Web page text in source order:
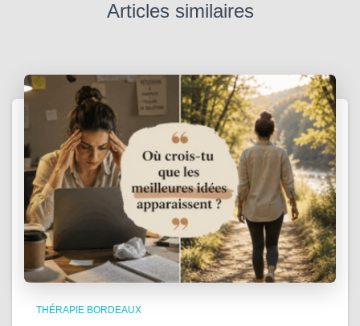
Articles similaires
THÉRAPIE BORDEAUX